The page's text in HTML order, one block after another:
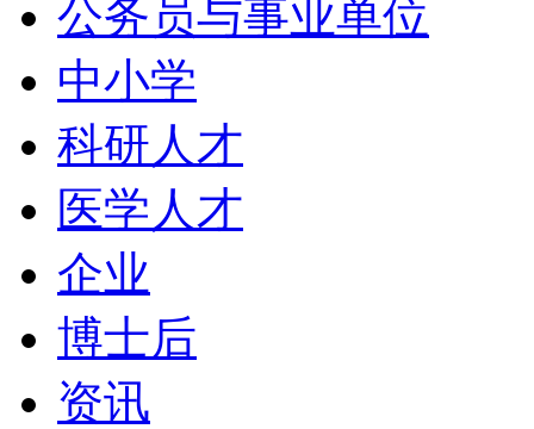
公务员与事业单位
中小学
科研人才
医学人才
企业
博士后
资讯